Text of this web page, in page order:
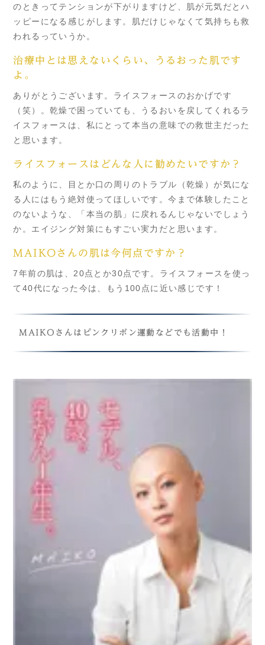
のときってテンションが下がりますけど、肌が元気だとハ
ッピーになる感じがします。肌だけじゃなくて気持ちも救
われるっていうか。
治療中とは思えないくらい、うるおった肌です
よ。
ありがとうございます。ライスフォースのおかげです
（笑）。乾燥で困っていても、うるおいを戻してくれるラ
イスフォースは、私にとって本当の意味での救世主だった
と思います。
ライスフォースはどんな人に勧めたいですか？
私のように、目とか口の周りのトラブル（乾燥）が気にな
る人にはもう絶対使ってほしいです。今まで体験したこと
のないような、「本当の肌」に戻れるんじゃないでしょう
か。エイジング対策にもすごい実力だと思います。
MAIKOさんの肌は今何点ですか？
7年前の肌は、20点とか30点です。ライスフォースを使っ
て40代になった今は、もう100点に近い感じです！
MAIKOさんはピンクリボン運動などでも活動中！